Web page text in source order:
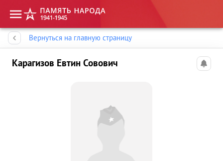
Вернуться на главную страницу
Карагизов Евтин Совович
Память народа